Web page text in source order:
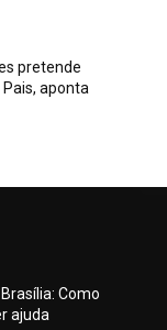
pretende
aponta
Como
ajuda